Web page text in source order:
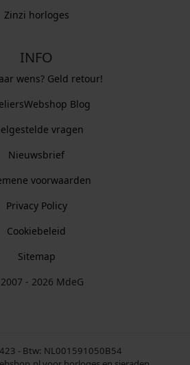
Zinzi horloges
INFO
wens? Geld retour!
Blog
vragen
Nieuwsbrief
voorwaarden
Privacy Policy
Cookiebeleid
Sitemap
- 2026 MdeG
- Btw: NL001591050B54